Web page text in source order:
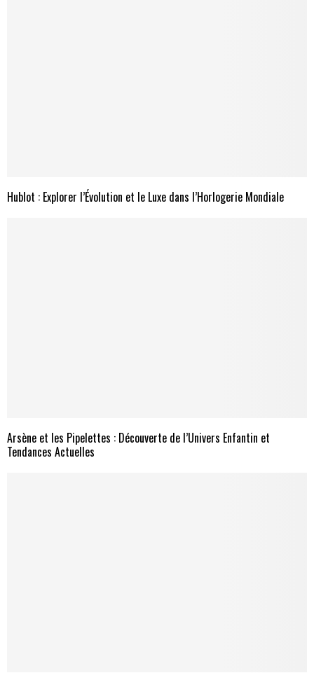
Hublot : Explorer l’Évolution et le Luxe dans l’Horlogerie Mondiale
Arsène et les Pipelettes : Découverte de l’Univers Enfantin et
Tendances Actuelles